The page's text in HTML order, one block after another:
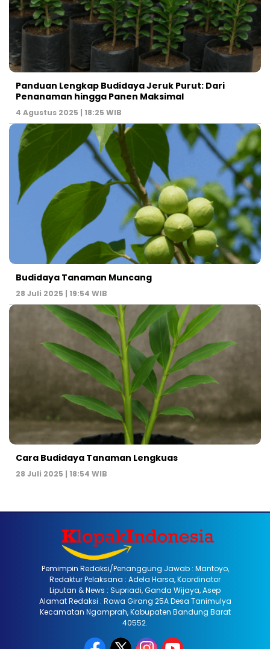
Panduan Lengkap Budidaya Jeruk Purut: Dari
Penanaman hingga Panen Maksimal
4 Agustus 2025 | 18:25 WIB
Budidaya Tanaman Muncang
28 Juli 2025 | 19:54 WIB
Cara Budidaya Tanaman Lengkuas
28 Juli 2025 | 18:54 WIB
Pemimpin Redaksi/Penanggung Jawab : Mantoyo,
Redaktur Pelaksana : Adela Harsa, Koordinator
Liputan & News : Supriadi, Ganda Wijaya, Asep
Alamat Redaksi : Rawa Girang 25A Desa Tanimulya
Kecamatan Ngamprah, Kabupaten Bandung Barat
40552.